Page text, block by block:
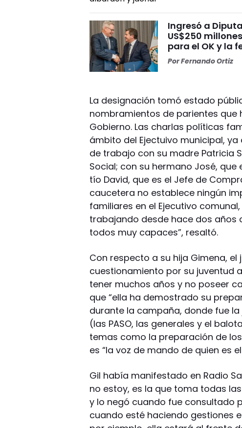
Ingresó a
US$250
para el OK y la
PorFernando Ortiz
La designación tomó estado
nombramientos de parientes que
Gobierno. Las charlas políticas
ámbito del Ejectuivo municipal,
de trabajo con su madre Patricia
Social; con su hermano José,
tío David, que es el Jefe de
caucetera no establece ningún
familiares en el Ejecutivo
trabajando desde hace dos años
todos muy capaces”, resaltó.
Con respecto a su hija Gimena,
cuestionamiento por su juventud
tener muchos años y no poseer
que “ella ha demostrado su
durante la campaña, donde fue
(las PASO, las generales y el
temas como la preparación de los
es “la voz de mando de quien es
Gil había manifestado en Radio
no estoy, es la que toma todas
y lo negó cuando fue consultado
cuando esté haciendo gestiones